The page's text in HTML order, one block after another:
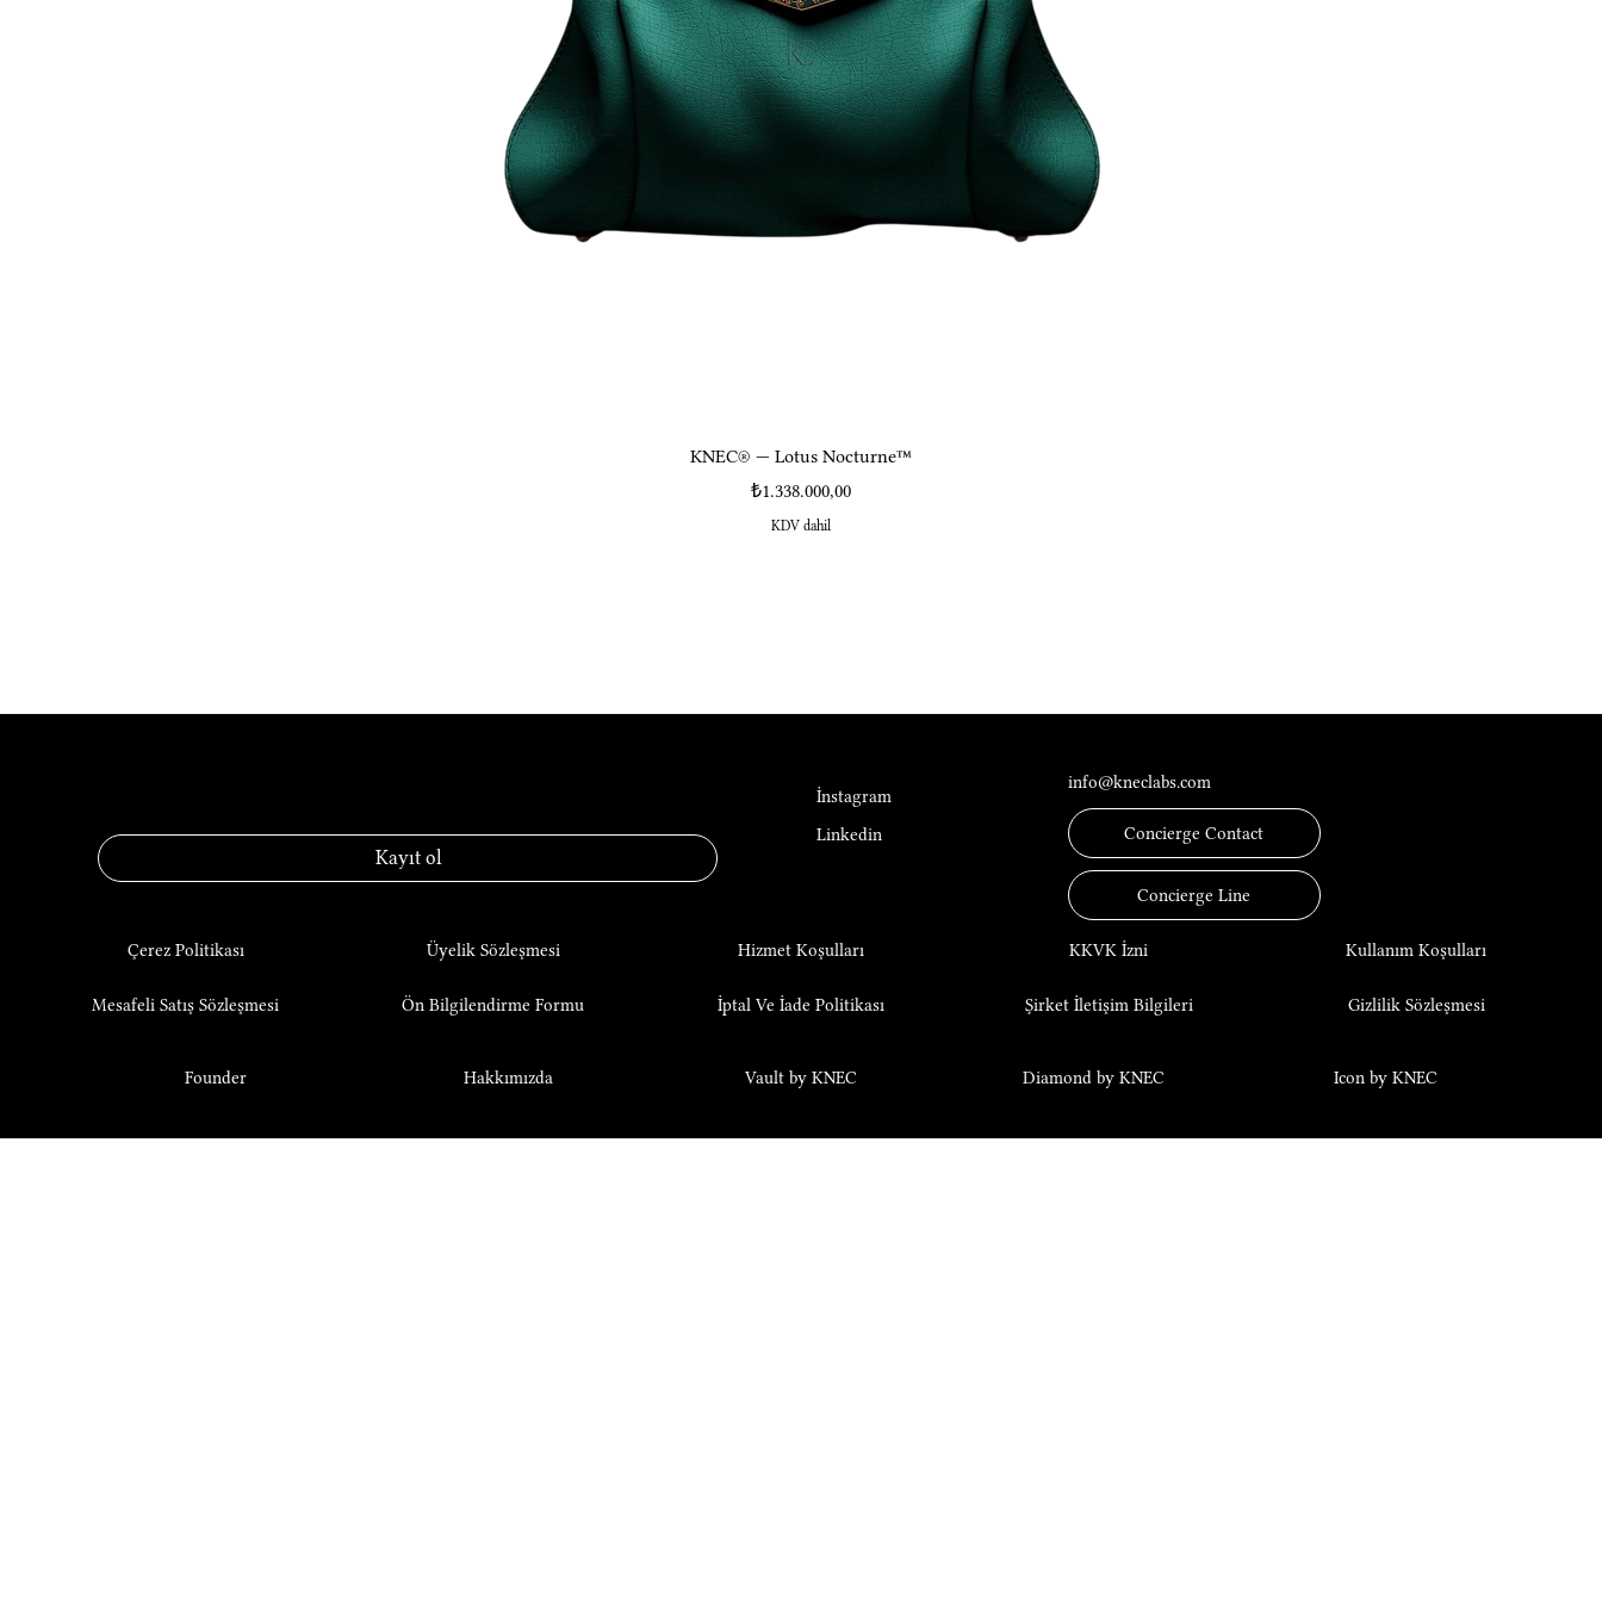
KNEC® — Lotus Nocturne™
Fiyat
₺1.338.000,00
KDV dahil
Kayıt ol
İnstagram
Linkedin
info@kneclabs.com
Concierge Contact
Concierge Line
Çerez Politikası Üyelik Sözleşmesi Hizmet Koşulları KKVK İzni Kullanım Koşulları
Mesafeli Satış Sözleşmesi Ön Bilgilendirme Formu İptal Ve İade Politikası Şirket İletişim Bilgileri Gizlilik Sözleşmesi
Founder Hakkımızda Vault by KNEC Diamond by KNEC Icon by KNEC